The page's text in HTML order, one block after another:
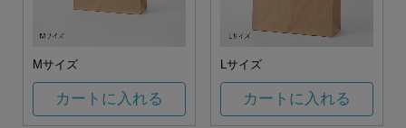
Mサイズ
カートに入れる
Lサイズ
カートに入れる